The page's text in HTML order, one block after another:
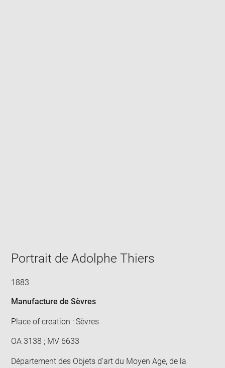
window
Portrait de Adolphe Thiers
1883
Manufacture de Sèvres
Place of creation : Sèvres
OA 3138 ; MV 6633
Département des Objets d'art du Moyen Age, de la